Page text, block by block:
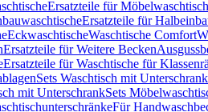
Ersatzteile für
Ersatzteile für
EckwaschtischeWaschtische Comfort
Ersatzteile für Weitere Becken
Ersatzteile für Waschtische für
Sets Waschtisch mit Unterschrank
mit UnterschrankSets
Für